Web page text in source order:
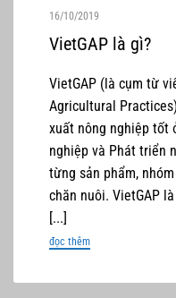
16/10/2019
VietGAP là gì?
VietGAP (là cụm từ
Agricultural
xuất nông nghiệp tốt
nghiệp và Phát triển
từng sản phẩm,
chăn nuôi. VietGAP
[...]
đọc thêm